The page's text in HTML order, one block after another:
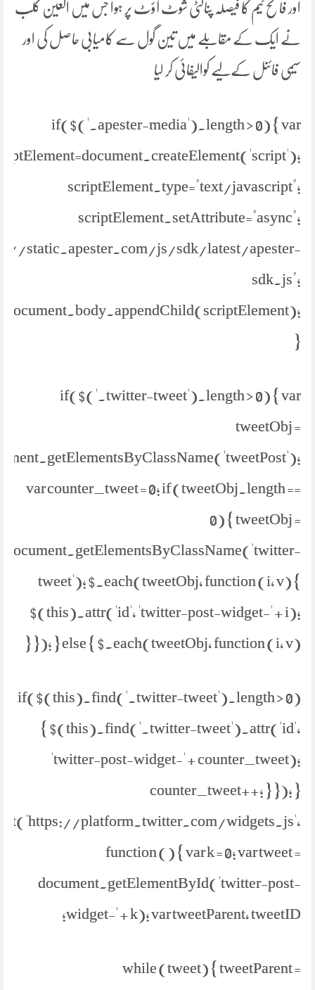
اور فاتح ٹیم کا فیصلہ پنالٹی شوٹ آؤٹ پر ہوا جس میں العین کلب
نے ایک کے مقابلے میں تین گول سے کامیابی حاصل کی اور
سیمی فائنل کےلیے کوالیفائی کر لیا
if($('.apester-media').length > 0) { var
scriptElement.type="text/javascript";
scriptElement.setAttribute="async";
static.apester.com/js/sdk/latest/apester-
sdk.js";
document.body.appendChild(scriptElement);
}
if($('.twitter-tweet').length > 0) { var
tweetObj =
var counter_tweet = 0; if (tweetObj.length ==
0) { tweetObj =
document.getElementsByClassName('twitter-
tweet'); $.each(tweetObj, function (i, v) {
$(this).attr('id', 'twitter-post-widget-' + i);
}); } else { $.each(tweetObj, function (i, v) {
if($(this).find('.twitter-tweet').length > 0)
{ $(this).find('.twitter-tweet').attr('id',
'twitter-post-widget-' + counter_tweet);
counter_tweet++; } }); }
platform.twitter.com/widgets.js',
function () { var k = 0; var tweet =
document.getElementById('twitter-post-
widget-' + k); var tweetParent, tweetID;
while (tweet) { tweetParent =